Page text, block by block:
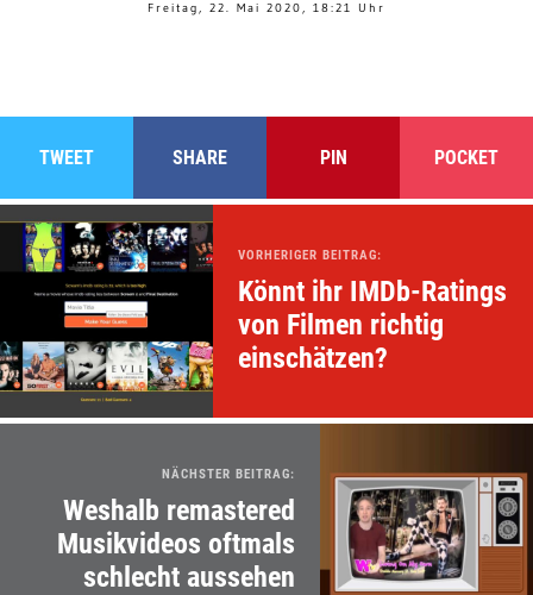
Freitag, 22. Mai 2020, 18:21 Uhr
TWEET SHARE PIN POCKET
VORHERIGER BEITRAG:
Könnt ihr IMDb-Ratings
von Filmen richtig
einschätzen?
NÄCHSTER BEITRAG:
Weshalb remastered
Musikvideos oftmals
schlecht aussehen